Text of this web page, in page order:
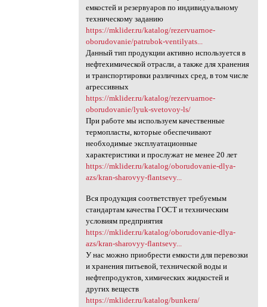
емкостей и резервуаров по индивидуальному
техническому заданию
https://mklider.ru/katalog/rezervuarnoe-
oborudovanie/patrubok-ventilyats...
Данный тип продукции активно используется в
нефтехимической отрасли, а также для хранения
и транспортировки различных сред, в том числе
агрессивных
https://mklider.ru/katalog/rezervuarnoe-
oborudovanie/lyuk-svetovoy-ls/
При работе мы используем качественные
термопласты, которые обеспечивают
необходимые эксплуатационные
характеристики и прослужат не менее 20 лет
https://mklider.ru/katalog/oborudovanie-dlya-
azs/kran-sharovyy-flantsevy...
Вся продукция соответствует требуемым
стандартам качества ГОСТ и техническим
условиям предприятия
https://mklider.ru/katalog/oborudovanie-dlya-
azs/kran-sharovyy-flantsevy...
У нас можно приобрести емкости для перевозки
и хранения питьевой, технической воды и
нефтепродуктов, химических жидкостей и
других веществ
https://mklider.ru/katalog/bunkera/